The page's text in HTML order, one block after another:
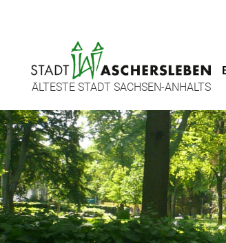
ÄLTESTE STADT SACHSEN-ANHALTS